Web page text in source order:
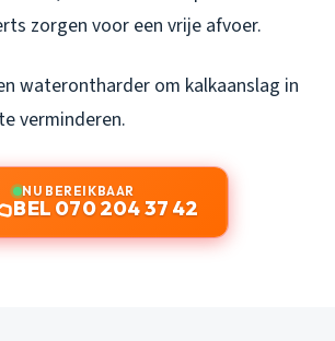
zorgen voor een vrije afvoer.
waterontharder om kalkaanslag in
verminderen.
NU BEREIKBAAR
BEL 070 204 37 42